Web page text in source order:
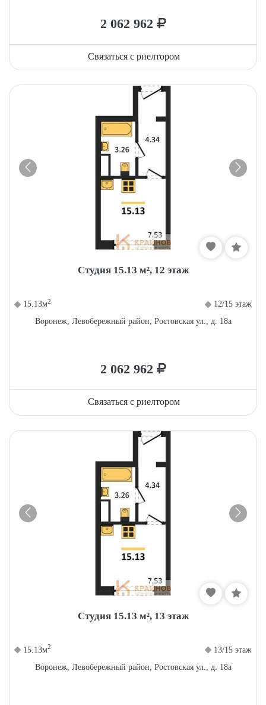
2 062 962
Связаться с риелтором
Студия 15.13 м², 12 этаж
15.13м2
12/15 этаж
Воронеж, Левобережный район, Ростовская ул., д. 18а
2 062 962
Связаться с риелтором
Студия 15.13 м², 13 этаж
15.13м2
13/15 этаж
Воронеж, Левобережный район, Ростовская ул., д. 18а